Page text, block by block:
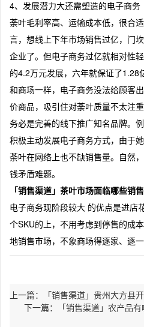
4、发展潜力大还需塑造的电子商务
荼叶毛利率高、运输成本低，很合
言，想线上下年市场销售过亿，门
企业了。但电子商务过亿就相对性
的4.2万元发展，六年就保证了1.28
和商场一样，电子商务没法给顾客
价商品，吸引住对荼叶质量不太注
务必是完善的线下推广知名品牌。
积极主动发展电子商务方式，由于
荼叶在网络上也不缺销售量。自然
钱矛盾难题。
「销售渠道」茶叶市场面临哪些销
电子商务现阶段较大 的优点是进店
个SKU的上，不用考虑到停售的成
地销售市场，不象商场得逐家、逐一
上一篇：「销售渠道」贵州大方县
下一篇：「销售渠道」农产品